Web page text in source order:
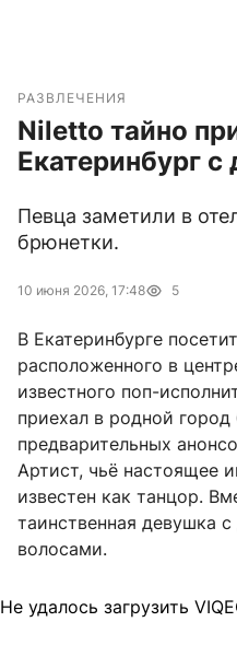
РАЗВЛЕЧЕНИЯ
Niletto тайно
Екатеринбург
Певца заметили в
брюнетки.
10 июня 2026, 17:48 5
В Екатеринбурге
расположенного в
известного поп-
приехал в родной город
предварительных
Артист, чьё настоящее
известен как танцор.
таинственная девушка
волосами.
Не удалось загрузить